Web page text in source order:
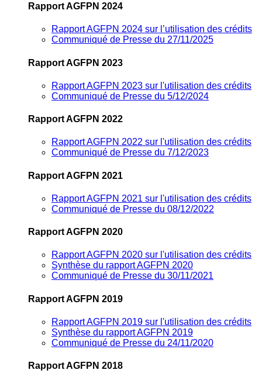
Rapport AGFPN 2024
Rapport AGFPN 2024 sur l’utilisation des crédits
Communiqué de Presse du 27/11/2025
Rapport AGFPN 2023
Rapport AGFPN 2023 sur l'utilisation des crédits
Communiqué de Presse du 5/12/2024
Rapport AGFPN 2022
Rapport AGFPN 2022 sur l'utilisation des crédits
Communiqué de Presse du 7/12/2023
Rapport AGFPN 2021
Rapport AGFPN 2021 sur l'utilisation des crédits
Communiqué de Presse du 08/12/2022
Rapport AGFPN 2020
Rapport AGFPN 2020 sur l'utilisation des crédits
Synthèse du rapport AGFPN 2020
Communiqué de Presse du 30/11/2021
Rapport AGFPN 2019
Rapport AGFPN 2019 sur l'utilisation des crédits
Synthèse du rapport AGFPN 2019
Communiqué de Presse du 24/11/2020
Rapport AGFPN 2018